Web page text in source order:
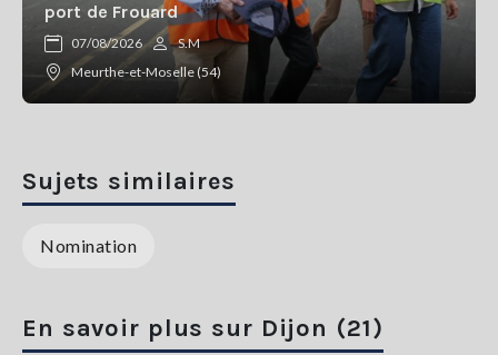
port de Frouard
07/08/2026
S.M
Meurthe-et-Moselle (54)
Sujets similaires
Nomination
En savoir plus sur Dijon (21)